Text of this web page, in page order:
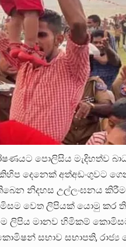
පොලිසිය මැදිහත්ව
දෙනෙක් අත්අඩංගුවට
තිබෙන නිදහස උල්ලංඝනය
වෙත ලිපියක් යොමු කර
ලිපිය මානව හිමිකම්
සභාව සභාපති, රාජ්‍ය